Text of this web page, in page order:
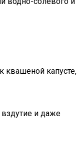
квашеной капусте,
и даже